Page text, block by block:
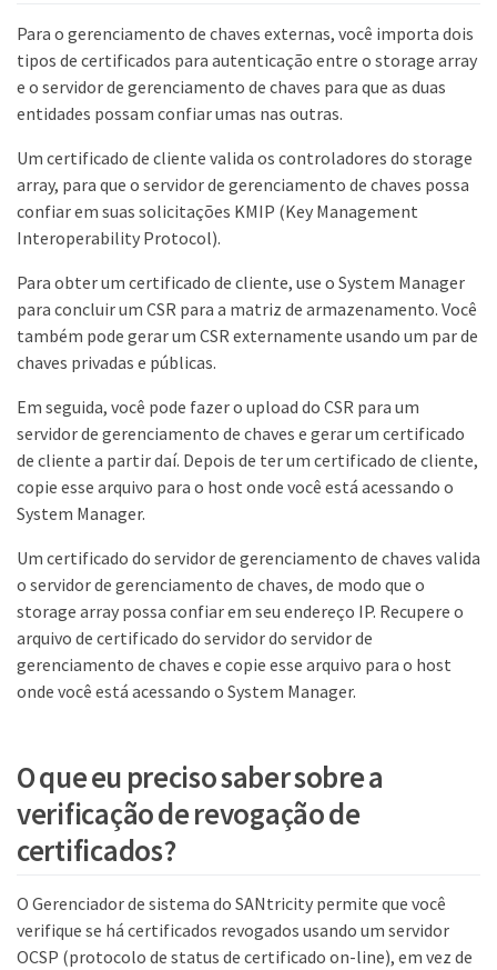
Para o gerenciamento de chaves externas, você importa dois
tipos de certificados para autenticação entre o storage array
e o servidor de gerenciamento de chaves para que as duas
entidades possam confiar umas nas outras.
Um certificado de cliente valida os controladores do storage
array, para que o servidor de gerenciamento de chaves possa
confiar em suas solicitações KMIP (Key Management
Interoperability Protocol).
Para obter um certificado de cliente, use o System Manager
para concluir um CSR para a matriz de armazenamento. Você
também pode gerar um CSR externamente usando um par de
chaves privadas e públicas.
Em seguida, você pode fazer o upload do CSR para um
servidor de gerenciamento de chaves e gerar um certificado
de cliente a partir daí. Depois de ter um certificado de cliente,
copie esse arquivo para o host onde você está acessando o
System Manager.
Um certificado do servidor de gerenciamento de chaves valida
o servidor de gerenciamento de chaves, de modo que o
storage array possa confiar em seu endereço IP. Recupere o
arquivo de certificado do servidor do servidor de
gerenciamento de chaves e copie esse arquivo para o host
onde você está acessando o System Manager.
O que eu preciso saber sobre a
verificação de revogação de
certificados?
O Gerenciador de sistema do SANtricity permite que você
verifique se há certificados revogados usando um servidor
OCSP (protocolo de status de certificado on-line), em vez de